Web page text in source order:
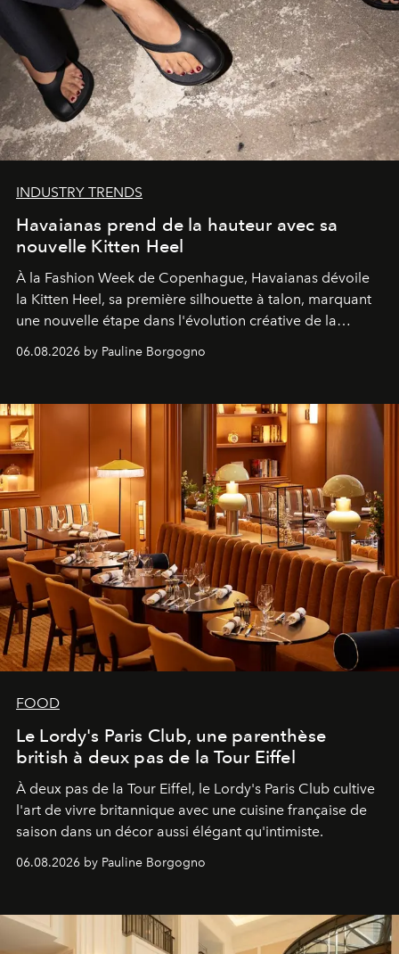
INDUSTRY TRENDS
Havaianas prend de la hauteur avec sa
nouvelle Kitten Heel
À la Fashion Week de Copenhague, Havaianas dévoile
la Kitten Heel, sa première silhouette à talon, marquant
une nouvelle étape dans l'évolution créative de la
06.08.2026 by Pauline Borgogno
FOOD
Le Lordy's Paris Club, une parenthèse
british à deux pas de la Tour Eiffel
À deux pas de la Tour Eiffel, le Lordy's Paris Club cultive
l'art de vivre britannique avec une cuisine française de
saison dans un décor aussi élégant qu'intimiste.
06.08.2026 by Pauline Borgogno